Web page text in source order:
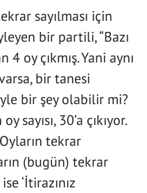
sayılması için
bir partili, “Bazı
oy çıkmış. Yani aynı
bir tanesi
bir şey olabilir mi?
sayısı, 30’a çıkıyor.
tekrar
(bugün) tekrar
‘İtirazınız